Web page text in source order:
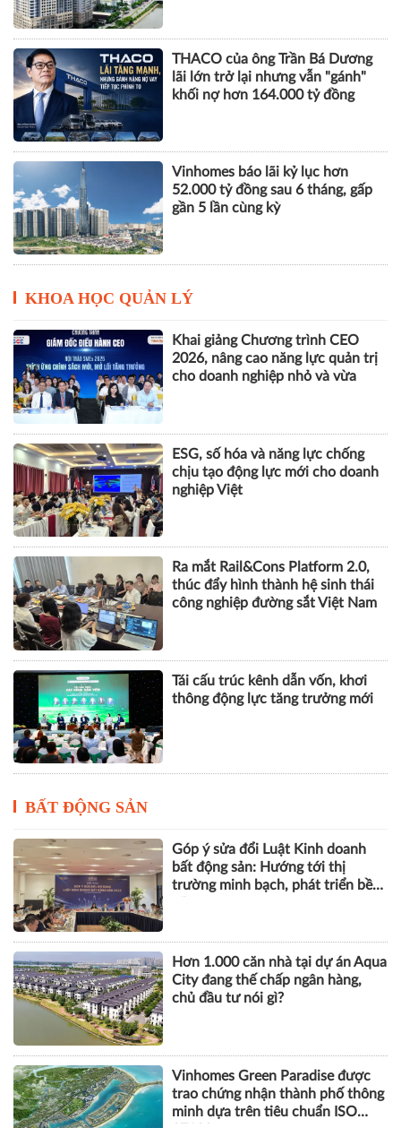
THACO của ông Trần Bá Dương
lãi lớn trở lại nhưng vẫn "gánh"
khối nợ hơn 164.000 tỷ đồng
Vinhomes báo lãi kỷ lục hơn
52.000 tỷ đồng sau 6 tháng, gấp
gần 5 lần cùng kỳ
KHOA HỌC QUẢN LÝ
Khai giảng Chương trình CEO
2026, nâng cao năng lực quản trị
cho doanh nghiệp nhỏ và vừa
ESG, số hóa và năng lực chống
chịu tạo động lực mới cho doanh
nghiệp Việt
Ra mắt Rail&Cons Platform 2.0,
thúc đẩy hình thành hệ sinh thái
công nghiệp đường sắt Việt Nam
Tái cấu trúc kênh dẫn vốn, khơi
thông động lực tăng trưởng mới
BẤT ĐỘNG SẢN
Góp ý sửa đổi Luật Kinh doanh
bất động sản: Hướng tới thị
trường minh bạch, phát triển bền
Hơn 1.000 căn nhà tại dự án Aqua
City đang thế chấp ngân hàng,
chủ đầu tư nói gì?
Vinhomes Green Paradise được
trao chứng nhận thành phố thông
minh dựa trên tiêu chuẩn ISO